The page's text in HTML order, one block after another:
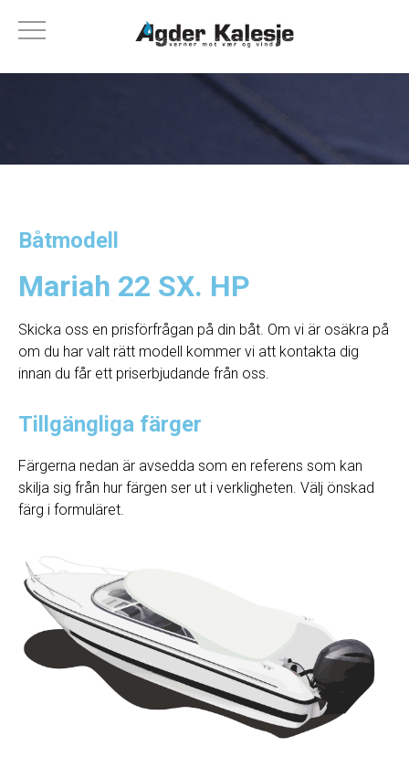
Båtmodell
Mariah 22 SX. HP
Skicka oss en prisförfrågan på din båt. Om vi ​​är osäkra på
om du har valt rätt modell kommer vi att kontakta dig
innan du får ett priserbjudande från oss.
Tillgängliga färger
Färgerna nedan är avsedda som en referens som kan
skilja sig från hur färgen ser ut i verkligheten. Välj önskad
färg i formuläret.